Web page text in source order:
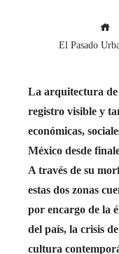
El Pasado
La arquitectura de
registro visible y
económicas,
México desde
A través de su
estas dos zonas
por encargo de la
del país, la crisis
cultura